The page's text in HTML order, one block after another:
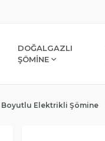
DOĞALGAZLI
ŞÖMİNE
Boyutlu Elektrikli Şömine